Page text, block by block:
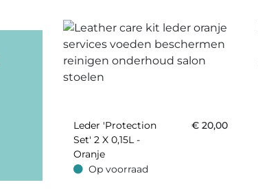
Leder 'Protection
Set' 2 X 0,15L -
Oranje
€ 20,00
Op voorraad
Op voorraad